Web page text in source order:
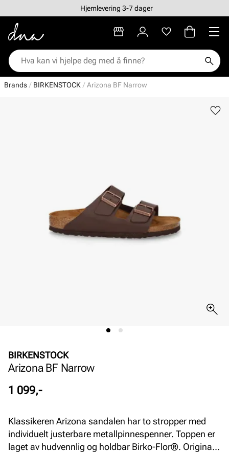
Hjemlevering 3-7 dager
Brands BIRKENSTOCK Arizona BF Narrow
BIRKENSTOCK
Arizona BF Narrow
Pris
1 099,-
Klassikeren Arizona sandalen har to stropper med
individuelt justerbare metallpinnespenner. Toppen er
laget av hudvennlig og holdbar Birko-Flor®. Original